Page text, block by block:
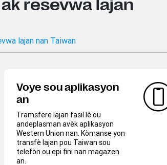
resevwa lajan
lajan nan Taiwan
Voye sou aplikasyon
an
Tramsfere lajan fasil lè ou
andeplasman avèk aplikasyon
Western Union nan. Kòmanse yon
transfè lajan pou Taiwan sou
telefòn ou epi fini nan magazen
an.